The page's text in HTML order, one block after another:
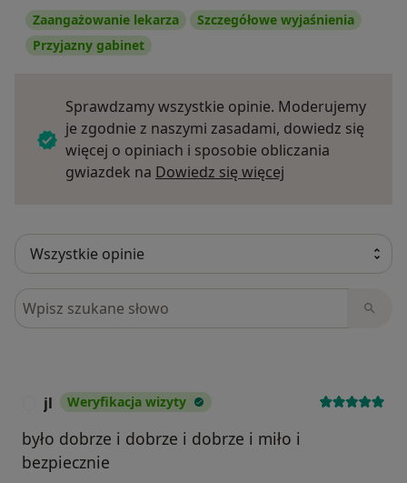
Zaangażowanie lekarza
Szczegółowe wyjaśnienia
Przyjazny gabinet
Sprawdzamy wszystkie opinie. Moderujemy
je zgodnie z naszymi zasadami, dowiedz się
więcej o opiniach i sposobie obliczania
gwiazdek na Dowiedz się więcej
Szukaj w opiniach
jl Weryfikacja wizyty
było dobrze i dobrze i dobrze i miło i
bezpiecznie